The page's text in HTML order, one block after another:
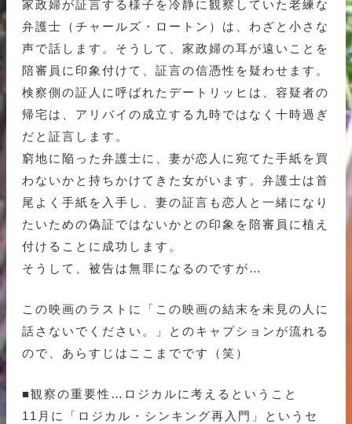
家政婦が証言する様子を冷静に観察していた老練な
弁護士（チャールズ・ロートン）は、わざと小さな
声で話します。そうして、家政婦の耳が遠いことを
陪審員に印象付けて、証言の信憑性を疑わせます。
検察側の証人に呼ばれたデートリッヒは、容疑者の
帰宅は、アリバイの成立する九時ではなく十時過ぎ
だと証言します。
窮地に陥った弁護士に、妻が恋人に宛てた手紙を買
わないかと持ちかけてきた女がいます。弁護士は首
尾よく手紙を入手し、妻の証言も恋人と一緒になり
たいための偽証ではないかとの印象を陪審員に植え
付けることに成功します。
そうして、被告は無罪になるのですが…
この映画のラストに「この映画の結末を未見の人に
話さないでください。」とのキャプションが流れる
ので、あらすじはここまでです（笑）
■観察の重要性…ロジカルに考えるということ
11月に「ロジカル・シンキング再入門」というセ